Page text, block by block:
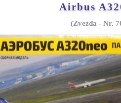
Airbus
(Zvezda - Nr.